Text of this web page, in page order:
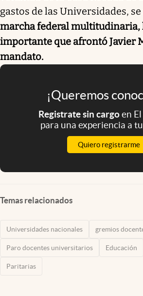
gastos de las Universidades,
marcha federal multitudinaria,
importante que afrontó Javier
mandato.
¡Queremos
Registrate sin cargoen
para una experiencia a
Quiero registrarme
Temas relacionados
Universidades nacionales gremios
Paro docentes universitarios Educación
Paritarias